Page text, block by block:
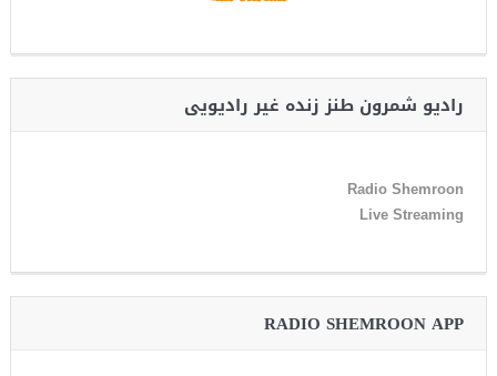
رادیو شمرون طنز زنده غیر رادیویی
Radio Shemroon
Live Streaming
RADIO SHEMROON APP